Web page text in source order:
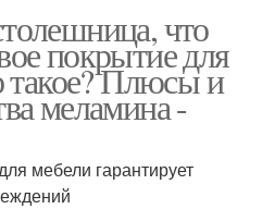
Столешницы с
меламиновым
покрытием
что
покрытие для
такое? Плюсы и
меламина -
мебели гарантирует